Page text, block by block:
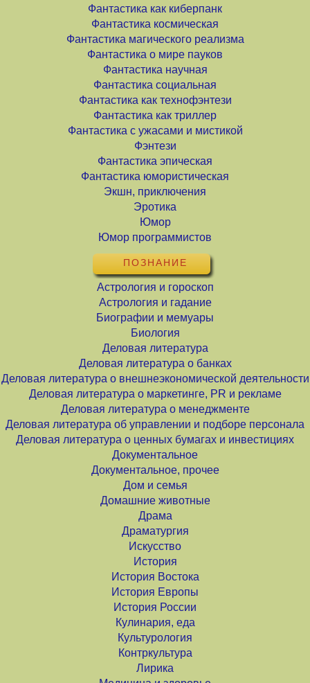
Фантастика как киберпанк
Фантастика космическая
Фантастика магического реализма
Фантастика о мире пауков
Фантастика научная
Фантастика социальная
Фантастика как технофэнтези
Фантастика как триллер
Фантастика с ужасами и мистикой
Фэнтези
Фантастика эпическая
Фантастика юмористическая
Экшн, приключения
Эротика
Юмор
Юмор программистов
ПОЗНАНИЕ
Астрология и гороскоп
Астрология и гадание
Биографии и мемуары
Биология
Деловая литература
Деловая литература о банках
Деловая литература о внешнеэкономической деятельности
Деловая литература о маркетинге, PR и рекламе
Деловая литература о менеджменте
Деловая литература об управлении и подборе персонала
Деловая литература о ценных бумагах и инвестициях
Документальное
Документальное, прочее
Дом и семья
Домашние животные
Драма
Драматургия
Искусство
История
История Востока
История Европы
История России
Кулинария, еда
Культурология
Контркультура
Лирика